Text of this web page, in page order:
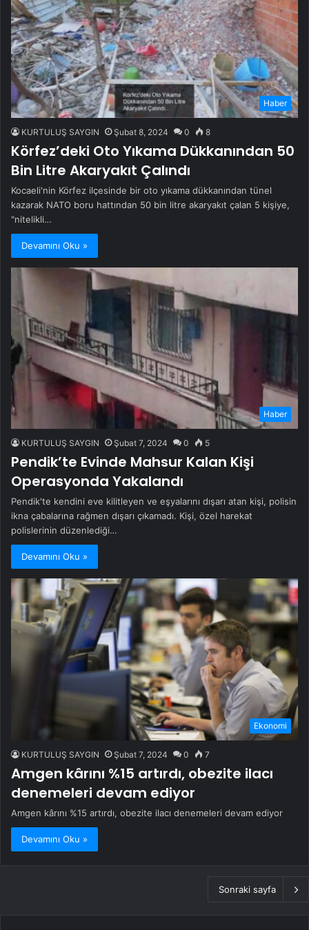
Haber
KURTULUŞ SAYGIN Şubat 8, 2024 0 8
Körfez’deki Oto Yıkama Dükkanından 50
Bin Litre Akaryakıt Çalındı
Kocaeli'nin Körfez ilçesinde bir oto yıkama dükkanından tünel
kazarak NATO boru hattından 50 bin litre akaryakıt çalan 5 kişiye,
"nitelikli…
Devamını Oku »
Haber
KURTULUŞ SAYGIN Şubat 7, 2024 0 5
Pendik’te Evinde Mahsur Kalan Kişi
Operasyonda Yakalandı
Pendik'te kendini eve kilitleyen ve eşyalarını dışarı atan kişi, polisin
ikna çabalarına rağmen dışarı çıkamadı. Kişi, özel harekat
polislerinin düzenlediği…
Devamını Oku »
Ekonomi
KURTULUŞ SAYGIN Şubat 7, 2024 0 7
Amgen kârını %15 artırdı, obezite ilacı
denemeleri devam ediyor
Amgen kârını %15 artırdı, obezite ilacı denemeleri devam ediyor
Devamını Oku »
Sonraki sayfa